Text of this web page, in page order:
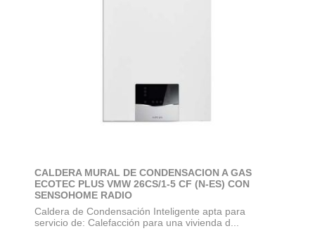
CALDERA MURAL DE CONDENSACION A GAS
ECOTEC PLUS VMW 26CS/1-5 CF (N-ES) CON
SENSOHOME RADIO
Caldera de Condensación Inteligente apta para
servicio de: Calefacción para una vivienda d...